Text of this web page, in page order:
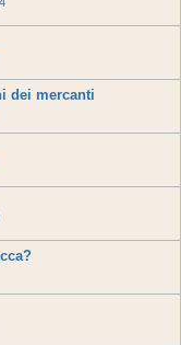
dei mercanti